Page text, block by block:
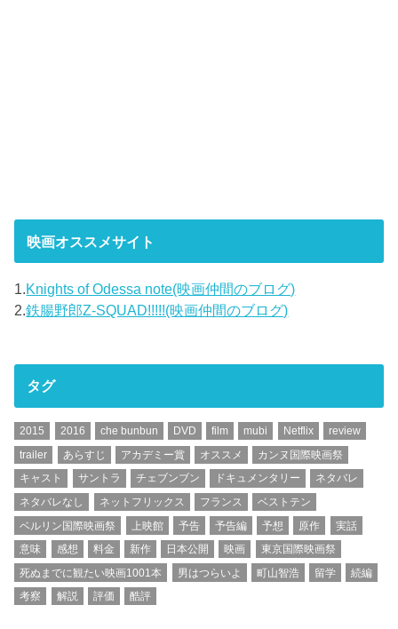
映画オススメサイト
1.Knights of Odessa note(映画仲間のブログ)
2.鉄腸野郎Z-SQUAD!!!!!(映画仲間のブログ)
タグ
2015 2016 che bunbun DVD film mubi Netflix
review
trailer
あらすじ アカデミー賞 オススメ
カンヌ国際映画祭
キャスト
サントラ チェブンブン ドキュメンタリー
ネタバレ
ネタバレなし
ネットフリックス フランス
ベストテン
ベルリン国際映画祭
上映館 予告 予告編 予想 原作
実話
意味
感想 料金 新作 日本公開 映画
東京国際映画祭
死ぬまでに観たい映画1001本
男はつらいよ 町山智浩 留学
続編
考察
解説 評価 酷評